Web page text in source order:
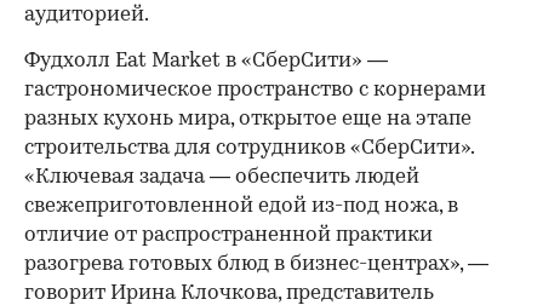
аудиторией.
Фудхолл Eat Market в «СберСити» —
гастрономическое пространство с корнерами
разных кухонь мира, открытое еще на этапе
строительства для сотрудников «СберСити».
«Ключевая задача — обеспечить людей
свежеприготовленной едой из-под ножа, в
отличие от распространенной практики
разогрева готовых блюд в бизнес-центрах», —
говорит Ирина Клочкова, представитель